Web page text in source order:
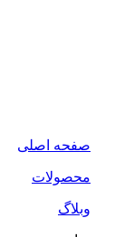
صفحه اصلی
محصولات
وبلاگ